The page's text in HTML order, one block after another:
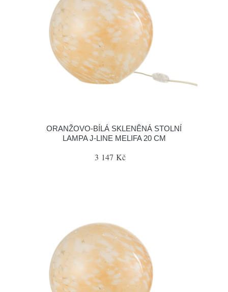
ORANŽOVO-BÍLÁ SKLENĚNÁ STOLNÍ
LAMPA J-LINE MELIFA 20 CM
3 147 Kč